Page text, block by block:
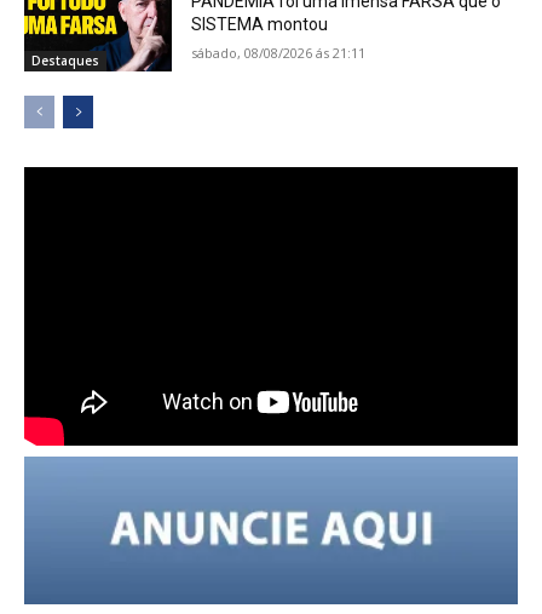
Destaques
SISTEMA montou
sábado, 08/08/2026 ás 21:11